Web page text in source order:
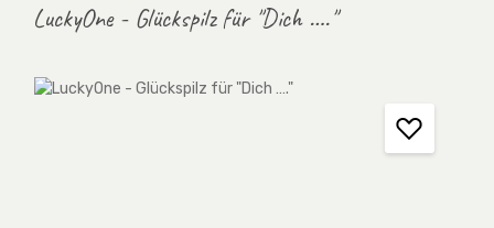
LuckyOne - Glückspilz für "Dich …."
Bildergalerie überspringen